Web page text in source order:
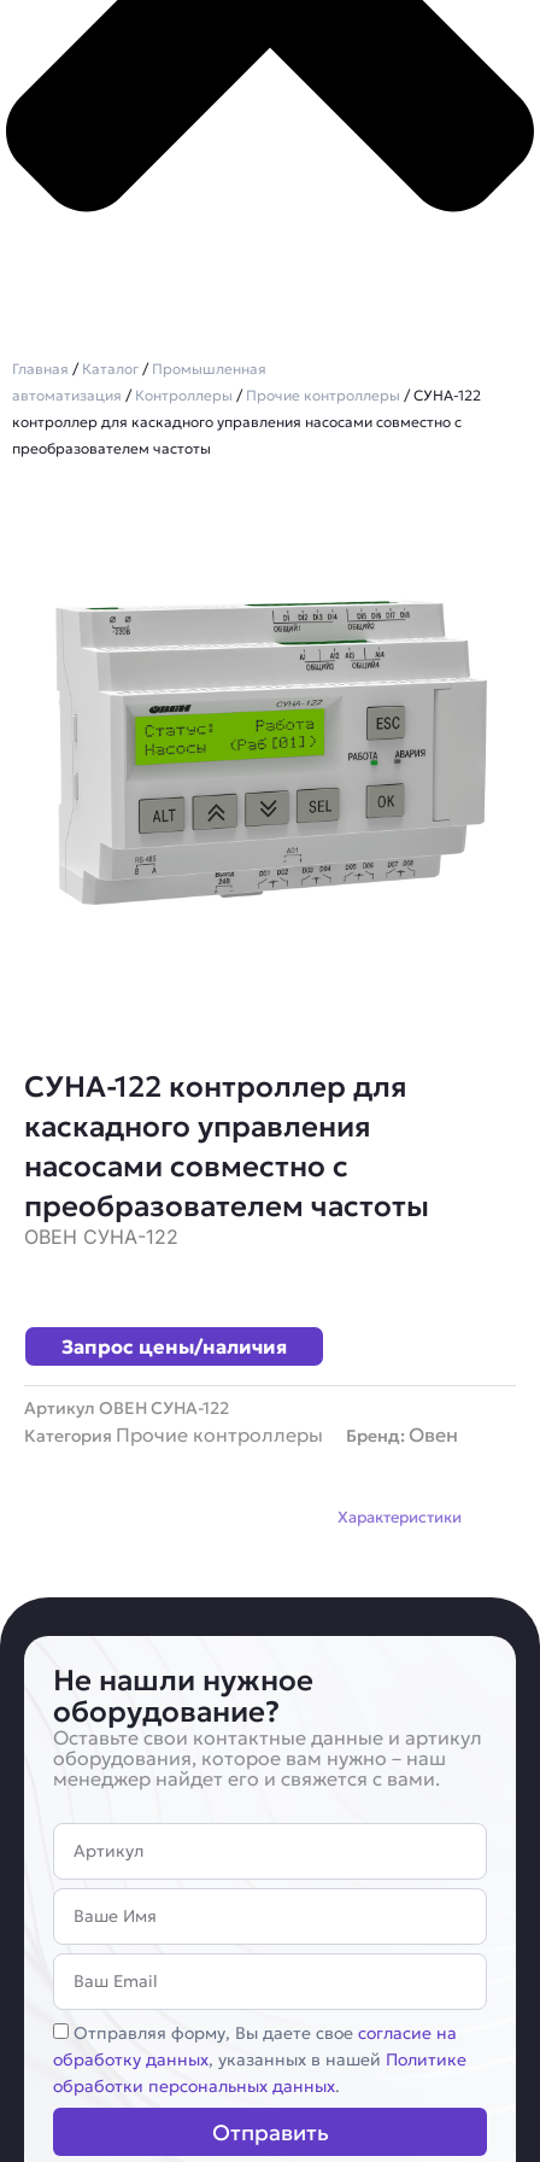
Главная / Каталог / Промышленная
автоматизация / Контроллеры / Прочие контроллеры / СУНА-122
контроллер для каскадного управления насосами совместно с
преобразователем частоты
СУНА-122 контроллер для
каскадного управления
насосами совместно с
преобразователем частоты
ОВЕН СУНА-122
Запрос цены/наличия
Артикул ОВЕН СУНА-122
Категория Прочие контроллеры Бренд: Овен
Характеристики
Не нашли нужное
оборудование?
Оставьте свои контактные данные и артикул
оборудования, которое вам нужно – наш
менеджер найдет его и свяжется с вами.
Артикул
Имя
Email
Соглашение
Отправляя форму, Вы даете свое согласие на
обработку данных, указанных в нашей Политике
обработки персональных данных.
Отправить